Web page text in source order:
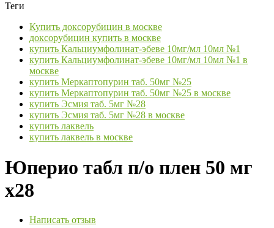
Теги
Купить доксорубицин в москве
доксорубицин купить в москве
купить Кальциумфолинат-эбеве 10мг/мл 10мл №1
купить Кальциумфолинат-эбеве 10мг/мл 10мл №1 в
москве
купить Меркаптопурин таб. 50мг №25
купить Меркаптопурин таб. 50мг №25 в москве
купить Эсмия таб. 5мг №28
купить Эсмия таб. 5мг №28 в москве
купить лаквель
купить лаквель в москве
Юперио табл п/о плен 50 мг
х28
Написать отзыв